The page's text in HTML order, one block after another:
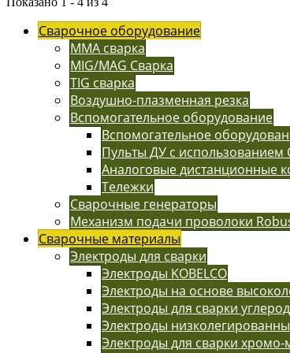
Сварочное оборудование
MMA сварка
MIG/MAG Сварка
TIG сварка
Воздушно-плазменная резка
Вспомогательное оборудование
Вспомогательное
Пульты ДУ с использованием
Аналоговые дистанционные
Тележки
Сварочные генераторы
Механизм подачи проволоки
Сварочные материалы
Электроды для сварки
Электроды KOBELCO
Электроды на основе
Электроды для сварки
Электроды
Электроды для сварки